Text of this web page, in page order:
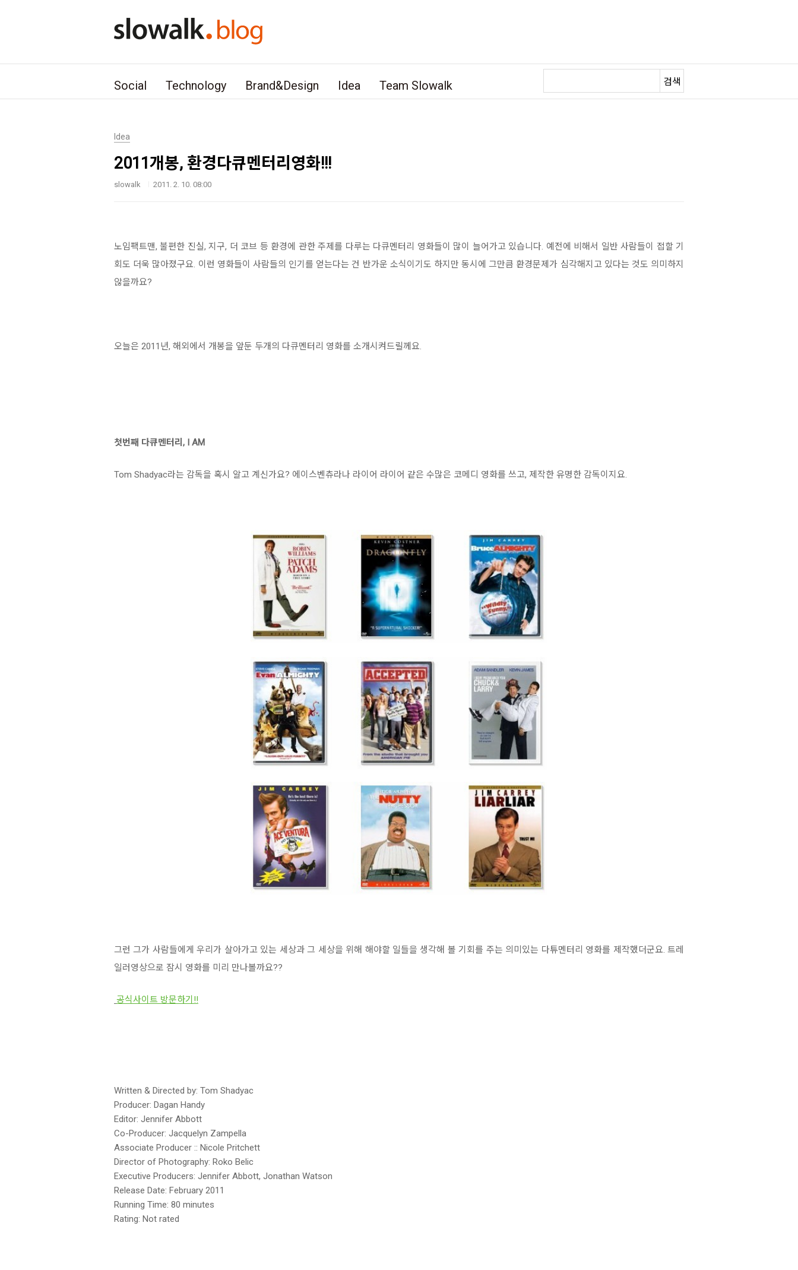
Social Technology Brand&Design Idea Team Slowalk 검색
Idea
2011개봉, 환경다큐멘터리영화!!!
slowalk 2011. 2. 10. 08:00
노임팩트맨, 불편한 진실, 지구, 더 코브 등 환경에 관한 주제를 다루는 다큐멘터리 영화들이 많이 늘어가고 있습니다. 예전에 비해서 일반 사람들이 접할 기
회도 더욱 많아졌구요. 이런 영화들이 사람들의 인기를 얻는다는 건 반가운 소식이기도 하지만 동시에 그만큼 환경문제가 심각해지고 있다는 것도 의미하지
않을까요?
오늘은 2011년, 해외에서 개봉을 앞둔 두개의 다큐멘터리 영화를 소개시켜드릴께요.
첫번째 다큐멘터리, I AM
Tom Shadyac라는 감독을 혹시 알고 계신가요? 에이스벤츄라나 라이어 라이어 같은 수많은 코메디 영화를 쓰고, 제작한 유명한 감독이지요.
그런 그가 사람들에게 우리가 살아가고 있는 세상과 그 세상을 위해 해야할 일들을 생각해 볼 기회를 주는 의미있는 다튜멘터리 영화를 제작했더군요. 트레
일러영상으로 잠시 영화를 미리 만나볼까요??
공식사이트 방문하기!!
Written & Directed by: Tom Shadyac
Producer: Dagan Handy
Editor: Jennifer Abbott
Co-Producer: Jacquelyn Zampella
Associate Producer :: Nicole Pritchett
Director of Photography: Roko Belic
Executive Producers: Jennifer Abbott, Jonathan Watson
Release Date: February 2011
Running Time: 80 minutes
Rating: Not rated